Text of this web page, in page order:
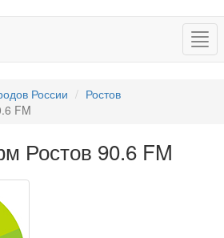
России
Ростов
FM
Ростов 90.6 FM